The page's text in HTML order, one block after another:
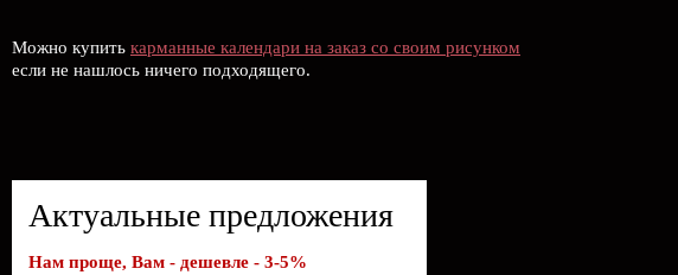
Можно купить карманные календари на заказ со своим рисунком
если не нашлось ничего подходящего.
Актуальные предложения
Нам проще, Вам - дешевле - 3-5%